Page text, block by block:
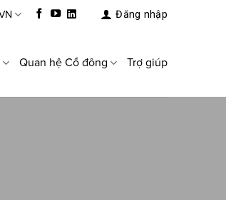
Đăng nhập
Quan hệ Cổ đông Trợ giúp